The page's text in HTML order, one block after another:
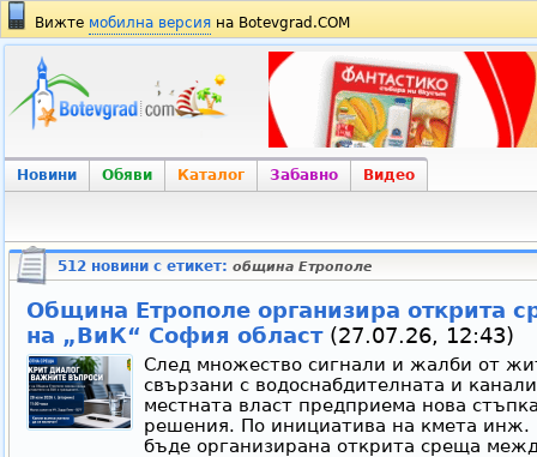
Вижте мобилна версия на Botevgrad.COM
Новини Обяви Каталог Забавно Видео
512 новини с етикет: община Етрополе
Община Етрополе организира открита
на „ВиК“ София област(27.07.26, 12:43)
След множество сигнали и жалби от
свързани с водоснабдителната и
местната власт предприема нова
решения. По инициатива на кмета
бъде организирана открита среща